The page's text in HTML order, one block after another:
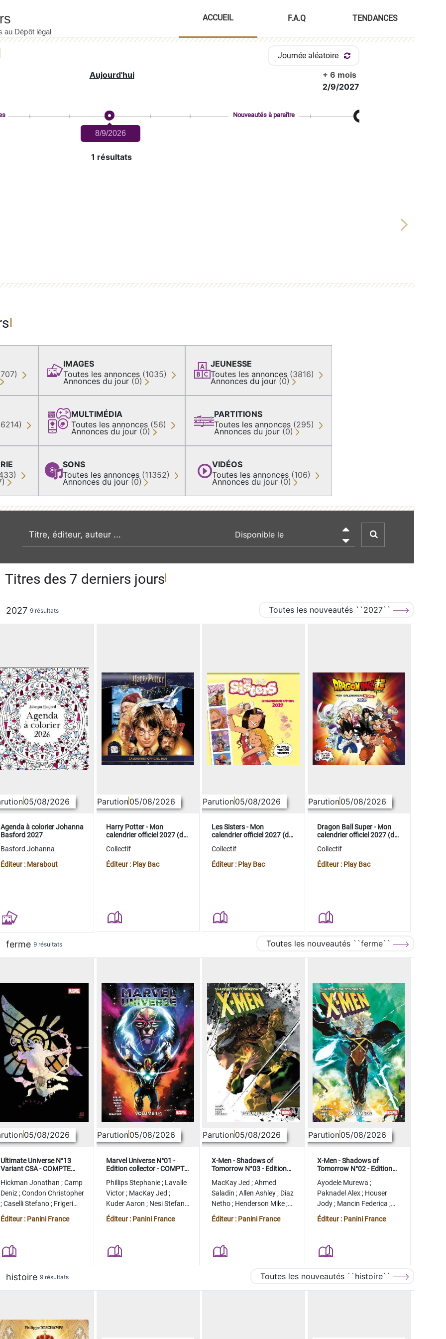
ACCUEIL F.A.Q TENDANCES
Journée aléatoire
Aujourd'hui
+ 6 mois
2/9/2027
8/9/2026
Nouveautés à paraître
1 résultats
Next
IMAGES
Toutes les annonces (1035)
Annonces du jour (0)
MULTIMÉDIA
Toutes les annonces (56)
Annonces du jour (0)
SONS
Toutes les annonces (11352)
Annonces du jour (0)
JEUNESSE
Toutes les annonces (3816)
Annonces du jour (0)
PARTITIONS
Toutes les annonces (295)
Annonces du jour (0)
VIDÉOS
Toutes les annonces (106)
Annonces du jour (0)
recherche par mot clé

Titres des 7 derniers jours
2027 9 résultats Toutes les nouveautés ``2027``
05/08/2026
Agenda à colorier Johanna
Basford 2027
Basford Johanna
Éditeur : Marabout
Parution05/08/2026
Harry Potter - Mon
calendrier officiel 2027 (de
Collectif
Éditeur : Play Bac
Parution05/08/2026
Les Sisters - Mon
calendrier officiel 2027 (de
Collectif
Éditeur : Play Bac
Parution05/08/2026
Dragon Ball Super - Mon
calendrier officiel 2027 (de
Collectif
Éditeur : Play Bac
ferme 9 résultats Toutes les nouveautés ``ferme``
05/08/2026
Ultimate Universe N°13
Variant CSA - COMPTE
Hickman Jonathan ;Camp
Deniz;Condon Christopher
;Caselli Stefano; Frigeri
Juan
Éditeur : Panini France
Parution05/08/2026
Marvel Universe N°01 -
Edition collector - COMPTE
Phillips Stephanie; Lavalle
Victor; MacKay Jed ;
Kuder Aaron ; Nesi Stefano
;Lopez Alvaro
Éditeur : Panini France
Parution05/08/2026
X-Men - Shadows of
Tomorrow N°03 - Edition
MacKay Jed ;Ahmed
Saladin ;Allen Ashley; Diaz
Netho; Henderson Mike;
Stegman Ryan
Éditeur : Panini France
Parution05/08/2026
X-Men - Shadows of
Tomorrow N°02 - Edition
Ayodele Murewa ;
Paknadel Alex; Houser
Jody; Mancin Federica ;
Antonio Roge
Éditeur : Panini France
histoire 9 résultats Toutes les nouveautés ``histoire``